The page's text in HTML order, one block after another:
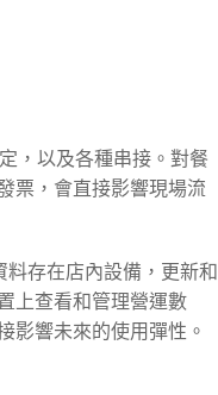
，以及各種串接。對餐
票，會直接影響現場流
料存在店內設備，更新和
上查看和管理營運數
影響未來的使用彈性。